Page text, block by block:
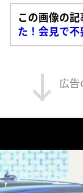
この画像の
た！会見で
広